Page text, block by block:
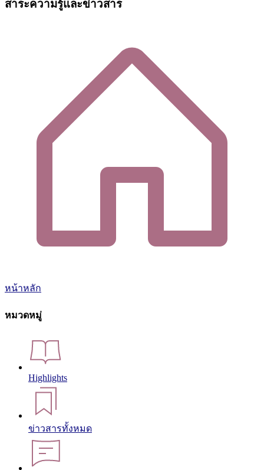
สาระความรู้และข่าวสาร
หน้าหลัก
หมวดหมู่
Highlights
ข่าวสารทั้งหมด